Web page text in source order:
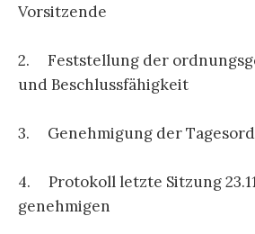
Vorsitzende
2. Feststellung der
und Beschlussfähigkeit
3. Genehmigung der
4. Protokoll letzte Sitzung
genehmigen